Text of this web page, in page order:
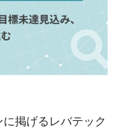
に掲げるレバテック